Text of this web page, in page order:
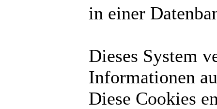
in einer
Dieses System
Informationen
Diese Cookies